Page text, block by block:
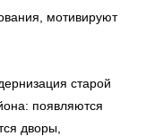
мотивируют
старой
появляются
дворы,